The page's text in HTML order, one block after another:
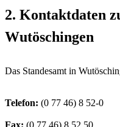
2. Kontaktdaten
Wutöschingen
Das Standesamt in
Telefon:
Fax: